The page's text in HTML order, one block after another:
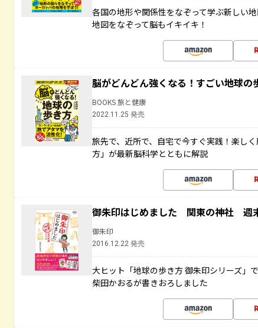
各国の地形や関係性をなぞって学ぶ新しい
地図をなぞって脳もイキイキ！
脳がどんどん強くなる！すごい地球の
BOOKS 旅と健康
2022.11.25 発売
旅先で、近所で、自宅で今すぐ実践！楽し
方」が最新脳科学とともに解説
御朱印はじめました 関東の神社 週
御朱印
2016.12.22 発売
大ヒット「地球の歩き方 御朱印シリーズ」
柴田かおるが書きおろしました